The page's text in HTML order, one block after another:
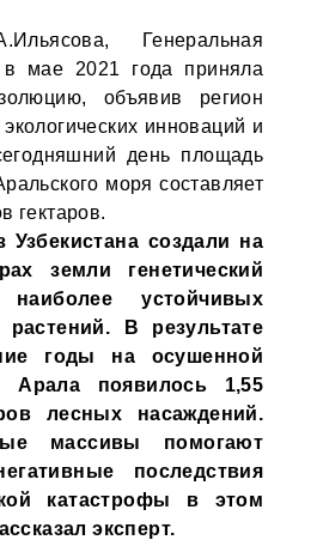
Генеральная
мае 2021 года приняла
объявив регион
инноваций и
день площадь
моря составляет
гектаров.
Узбекистана создали на
земли генетический
устойчивых
В результате
годы на осушенной
Арала появилось 1,55
лесных насаждений.
массивы помогают
последствия
катастрофы в этом
эксперт.